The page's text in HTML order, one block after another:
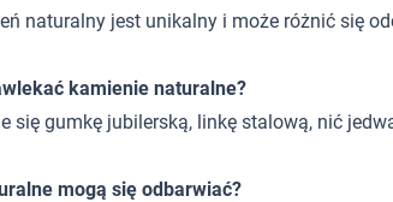
naturalny jest unikalny i może różnić się
kamienie naturalne?
się gumkę jubilerską, linkę stalową, nić
mogą się odbarwiać?